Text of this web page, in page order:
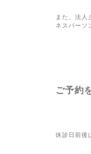
また、法人
ネスパーソ
ご予約
休診日前後